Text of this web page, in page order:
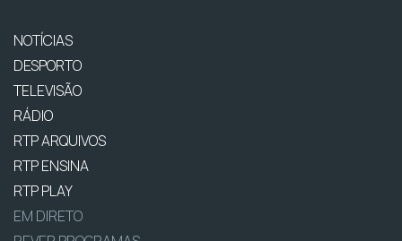
NOTÍCIAS
DESPORTO
TELEVISÃO
RÁDIO
RTP ARQUIVOS
RTP ENSINA
RTP PLAY
EM DIRETO